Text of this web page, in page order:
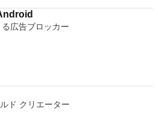
広告ブロッカー
ド クリエーター